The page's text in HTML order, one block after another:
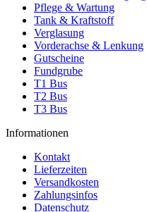
Pflege & Wartung
Tank & Kraftstoff
Verglasung
Vorderachse & Lenkung
Gutscheine
Fundgrube
T1 Bus
T2 Bus
T3 Bus
Informationen
Kontakt
Lieferzeiten
Versandkosten
Zahlungsinfos
Datenschutz